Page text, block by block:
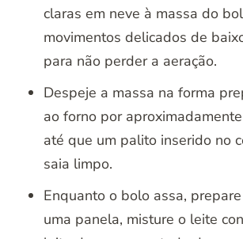
claras em neve à massa do
movimentos delicados de
para não perder a aeração.
Despeje a massa na forma
ao forno por
até que um palito inserido no
saia limpo.
Enquanto o bolo assa,
uma panela, misture o leite